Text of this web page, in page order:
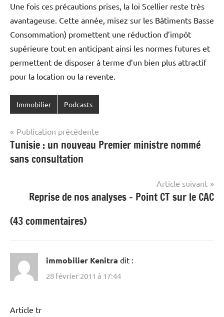
Une fois ces précautions prises, la loi Scellier reste très
avantageuse. Cette année, misez sur les Bâtiments Basse
Consommation) promettent une réduction d’impôt
supérieure tout en anticipant ainsi les normes futures et
permettent de disposer à terme d’un bien plus attractif
pour la location ou la revente.
Immobilier Podcasts
Navigation
de
l’article
Publication précédente
Tunisie : un nouveau Premier ministre nommé
sans consultation
Article suivant
Reprise de nos analyses – Point CT sur le CAC
(43 commentaires)
immobilier Kenitra dit :
28 février 2011 à 17:44
Article tr